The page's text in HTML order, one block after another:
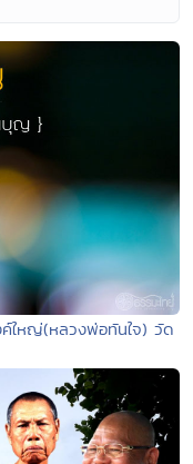
ใหญ่(หลวงพ่อทันใจ) วัด